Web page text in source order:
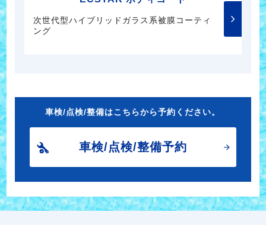
次世代型ハイブリッドガラス系被膜コーティ
ング
車検/点検/整備はこちらから予約ください。
車検/点検/整備予約